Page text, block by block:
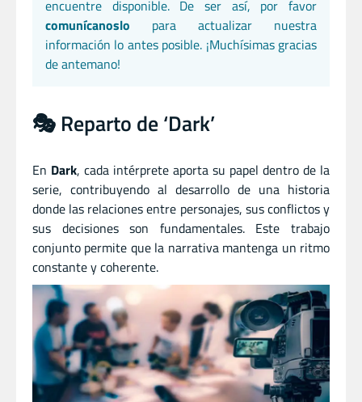
encuentre disponible. De ser así, por favor
comunícanoslo para actualizar nuestra
información lo antes posible. ¡Muchísimas gracias
de antemano!
🎭 Reparto de ‘Dark’
En Dark, cada intérprete aporta su papel dentro de la
serie, contribuyendo al desarrollo de una historia
donde las relaciones entre personajes, sus conflictos y
sus decisiones son fundamentales. Este trabajo
conjunto permite que la narrativa mantenga un ritmo
constante y coherente.